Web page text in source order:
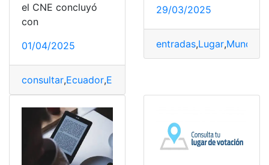
el CNE concluyó
con
01/04/2025
consultar,Ecuador,Electoral
29/03/2025
entradas,Lugar,Mundial